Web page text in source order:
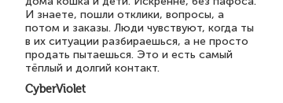
И знаете, пошли отклики, вопросы, а
потом и заказы. Люди чувствуют, когда ты
в их ситуации разбираешься, а не просто
продать пытаешься. Это и есть самый
тёплый и долгий контакт.
CyberViolet